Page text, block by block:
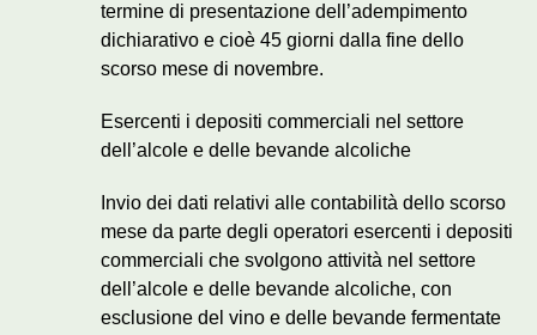
termine di presentazione dell’adempimento
dichiarativo e cioè 45 giorni dalla fine dello
scorso mese di novembre.
Esercenti i depositi commerciali nel settore
dell’alcole e delle bevande alcoliche
Invio dei dati relativi alle contabilità dello scorso
mese da parte degli operatori esercenti i depositi
commerciali che svolgono attività nel settore
dell’alcole e delle bevande alcoliche, con
esclusione del vino e delle bevande fermentate